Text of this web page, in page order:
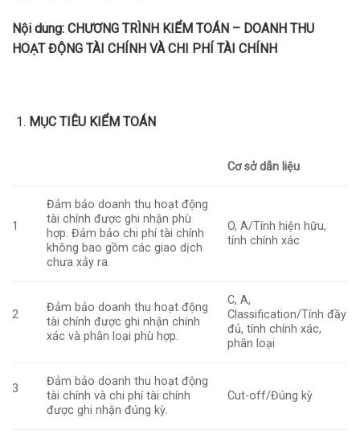
Nội dung: CHƯƠNG TRÌNH KIỂM TOÁN – DOANH THU
HOẠT ĐỘNG TÀI CHÍNH VÀ CHI PHÍ TÀI CHÍNH
MỤC TIÊU KIỂM TOÁN
Cơ sở dẫn liệu
1
Đảm bảo doanh thu hoạt động
tài chính được ghi nhận phù
hợp. Đảm bảo chi phí tài chính
không bao gồm các giao dịch
chưa xảy ra.
O, A/Tính hiện hữu,
tính chính xác
2
Đảm bảo doanh thu hoạt động
tài chính được ghi nhận chính
xác và phân loại phù hợp.
C, A,
Classification/Tính đầy
đủ, tính chính xác,
phân loại
3
Đảm bảo doanh thu hoạt động
tài chính và chi phí tài chính
được ghi nhận đúng kỳ.
Cut-off/Đúng kỳ